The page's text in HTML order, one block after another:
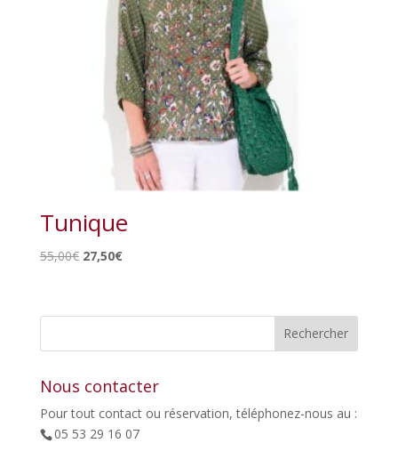
Tunique
55,00€ Le
était :
27,50€Le
est :
Nous contacter
Pour tout contact ou réservation, téléphonez-nous au :
05 53 29 16 07